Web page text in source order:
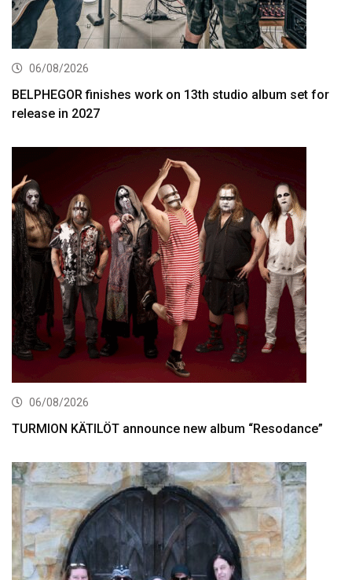
06/08/2026
BELPHEGOR finishes work on 13th studio album set for
release in 2027
06/08/2026
TURMION KÄTILÖT announce new album “Resodance”